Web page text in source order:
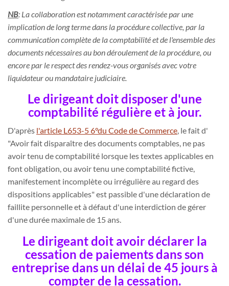
NB: La collaboration est notamment caractérisée par une
implication de long terme dans la procédure collective, par la
communication complète de la comptabilité et de l'ensemble des
documents nécessaires au bon déroulement de la procédure, ou
encore par le respect des rendez-vous organisés avec votre
liquidateur ou mandataire judiciaire.
Le dirigeant doit disposer d'une
comptabilité régulière et à jour.
D'après l'article L653-5 6°du Code de Commerce, le fait d'
Avoir fait disparaître des documents comptables, ne pas
avoir tenu de comptabilité lorsque les textes applicables en
font obligation, ou avoir tenu une comptabilité fictive,
manifestement incomplète ou irrégulière au regard des
dispositions applicables est passible d'une déclaration de
faillite personnelle et à défaut d'une interdiction de gérer
d'une durée maximale de 15 ans.
Le dirigeant doit avoir déclarer la
cessation de paiements dans son
entreprise dans un délai de 45 jours à
compter de la cessation.